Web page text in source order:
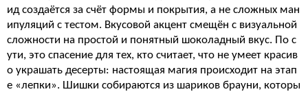
ид создаётся за счёт формы и покрытия, а не сложных ман
ипуляций с тестом. Вкусовой акцент смещён с визуальной
сложности на простой и понятный шоколадный вкус. По с
ути, это спасение для тех, кто считает, что не умеет красив
о украшать десерты: настоящая магия происходит на этап
е «лепки». Шишки собираются из шариков брауни, которы